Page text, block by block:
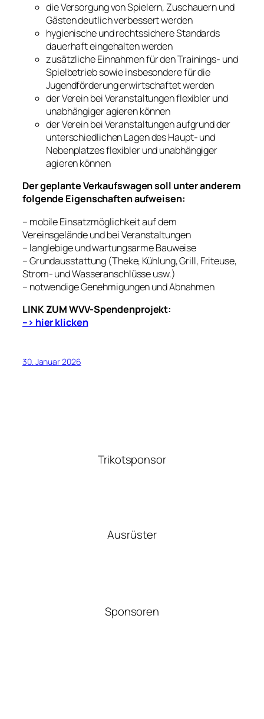
die Versorgung von Spielern, Zuschauern und
Gästen deutlich verbessert werden
hygienische und rechtssichere Standards
dauerhaft eingehalten werden
zusätzliche Einnahmen für den Trainings- und
Spielbetrieb sowie insbesondere für die
Jugendförderung erwirtschaftet werden
der Verein bei Veranstaltungen flexibler und
unabhängiger agieren können
der Verein bei Veranstaltungen aufgrund der
unterschiedlichen Lagen des Haupt- und
Nebenplatzes flexibler und unabhängiger
agieren können
Der geplante Verkaufswagen soll unter anderem
folgende Eigenschaften aufweisen:
– mobile Einsatzmöglichkeit auf dem
Vereinsgelände und bei Veranstaltungen
– langlebige und wartungsarme Bauweise
– Grundausstattung (Theke, Kühlung, Grill, Friteuse,
Strom- und Wasseranschlüsse usw.)
– notwendige Genehmigungen und Abnahmen
LINK ZUM WVV-Spendenprojekt:
–> hier klicken
30. Januar 2026
Trikotsponsor
Ausrüster
Sponsoren